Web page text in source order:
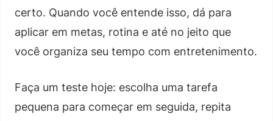
certo. Quando você entende isso, dá para
aplicar em metas, rotina e até no jeito que
você organiza seu tempo com entretenimento.
Faça um teste hoje: escolha uma tarefa
pequena para começar em seguida, repita